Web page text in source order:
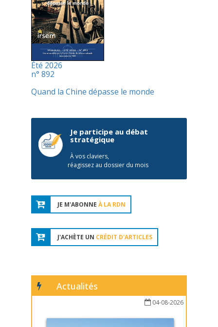
Été 2026
n° 892
Quand la Chine dépasse le monde
Je participe au débat
stratégique
À vos claviers,
réagissez au dossier du mois
JE M'ABONNE À LA RDN
J'ACHÈTE UN CRÉDIT D'ARTICLES
Actualités
04-08-2026